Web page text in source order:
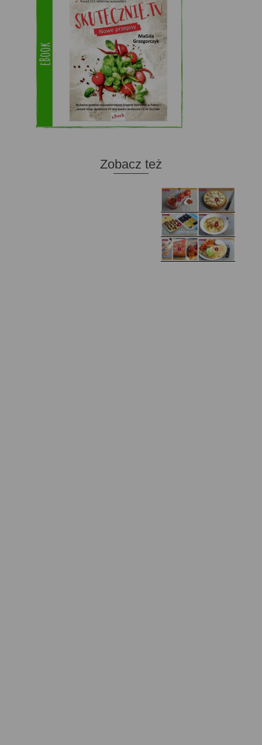
Zobacz też
Domowy ketchup (bez
cukru)
Tarta francuska z
cebulą i pomidorem
Domowe żelki
Zupa kurkowa z
selerem i pietruszką